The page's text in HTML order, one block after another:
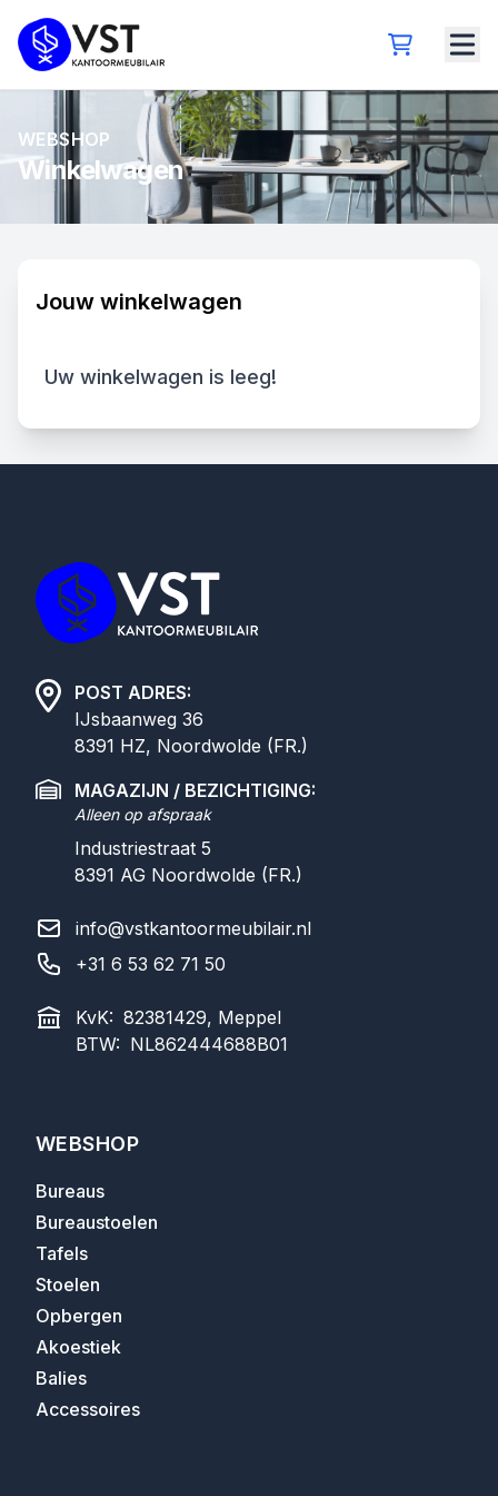
WEBSHOP
Winkelwagen
Jouw winkelwagen
Uw winkelwagen is leeg!
POST ADRES:
IJsbaanweg 36
8391 HZ, Noordwolde (FR.)
MAGAZIJN / BEZICHTIGING:
Alleen op afspraak
Industriestraat 5
8391 AG Noordwolde (FR.)
info@vstkantoormeubilair.nl
+31 6 53 62 71 50
KvK: 82381429, Meppel
BTW: NL862444688B01
WEBSHOP
Bureaus
Bureaustoelen
Tafels
Stoelen
Opbergen
Akoestiek
Balies
Accessoires